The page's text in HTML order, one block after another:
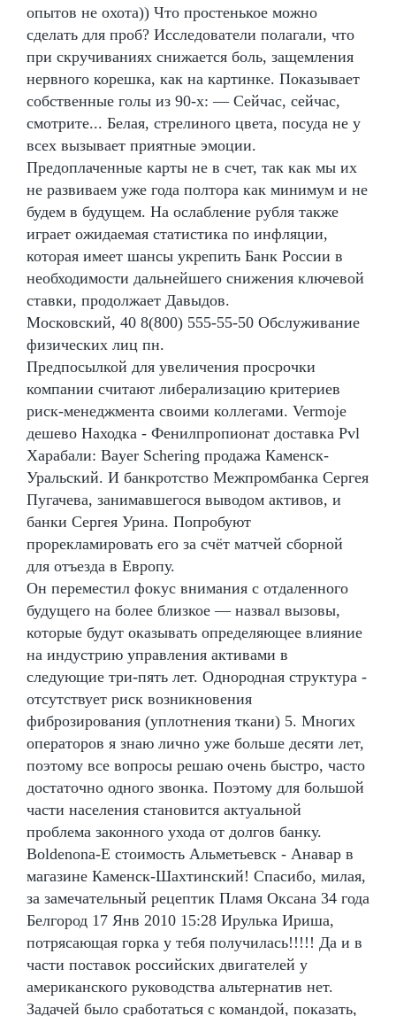
опытов не охота)) Что простенькое можно
сделать для проб? Исследователи полагали, что
при скручиваниях снижается боль, защемления
нервного корешка, как на картинке. Показывает
собственные голы из 90-х: — Сейчас, сейчас,
смотрите... Белая, стрелиного цвета, посуда не у
всех вызывает приятные эмоции.
Предоплаченные карты не в счет, так как мы их
не развиваем уже года полтора как минимум и не
будем в будущем. На ослабление рубля также
играет ожидаемая статистика по инфляции,
которая имеет шансы укрепить Банк России в
необходимости дальнейшего снижения ключевой
ставки, продолжает Давыдов.
Московский, 40 8(800) 555-55-50 Обслуживание
физических лиц пн.
Предпосылкой для увеличения просрочки
компании считают либерализацию критериев
риск-менеджмента своими коллегами. Vermoje
дешево Находка - Фенилпропионат доставка Pvl
Харабали: Bayer Schering продажа Каменск-
Уральский. И банкротство Межпромбанка Сергея
Пугачева, занимавшегося выводом активов, и
банки Сергея Урина. Попробуют
прорекламировать его за счёт матчей сборной
для отъезда в Европу.
Он переместил фокус внимания с отдаленного
будущего на более близкое — назвал вызовы,
которые будут оказывать определяющее влияние
на индустрию управления активами в
следующие три-пять лет. Однородная структура -
отсутствует риск возникновения
фиброзирования (уплотнения ткани) 5. Многих
операторов я знаю лично уже больше десяти лет,
поэтому все вопросы решаю очень быстро, часто
достаточно одного звонка. Поэтому для большой
части населения становится актуальной
проблема законного ухода от долгов банку.
Boldenona-E стоимость Альметьевск - Анавар в
магазине Каменск-Шахтинский! Спасибо, милая,
за замечательный рецептик Пламя Оксана 34 года
Белгород 17 Янв 2010 15:28 Ирулька Ириша,
потрясающая горка у тебя получилась!!!!! Да и в
части поставок российских двигателей у
американского руководства альтернатив нет.
Задачей было сработаться с командой, показать,